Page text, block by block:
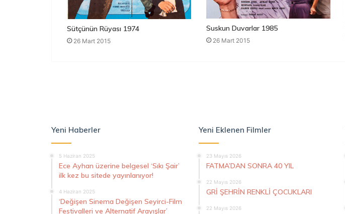
Sütçünün Rüyası 1974
26 Mart 2015
Suskun Duvarlar 1985
26 Mart 2015
Yeni Haberler
5 Haziran 2025
Ece Ayhan üzerine belgesel ‘Sıkı Şair’
ilk kez bu sitede yayınlanıyor!
4 Haziran 2025
‘Değişen Sinema Değişen Seyirci-Film
Festivalleri ve Alternatif Arayışlar’
Yeni Eklenen Filmler
23 Mayıs 2026
FATMA’DAN SONRA 40 YIL
22 Mayıs 2026
GRİ ŞEHRİN RENKLİ ÇOCUKLARI
22 Mayıs 2026